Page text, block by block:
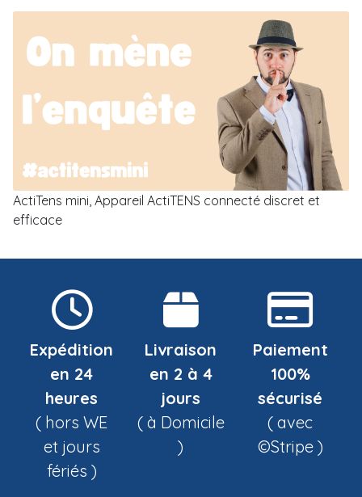
ActiTens mini, Appareil ActiTENS connecté discret et
efficace
Expédition
en 24
heures
( hors WE
et jours
fériés )
Livraison
en 2 à 4
jours
( à Domicile
)
Paiement
100%
sécurisé
( avec
©Stripe )